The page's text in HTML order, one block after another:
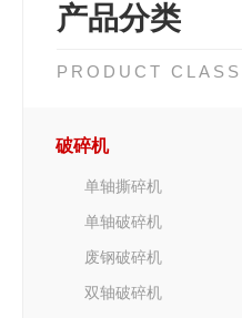
产品分类
PRODUCT
破碎机
单轴撕碎机
单轴破碎机
废钢破碎机
双轴破碎机